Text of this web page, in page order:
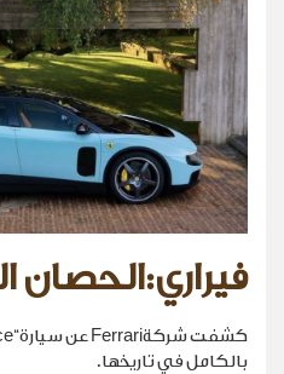
فيراري:الحصان
بالكامل في تاريخها.